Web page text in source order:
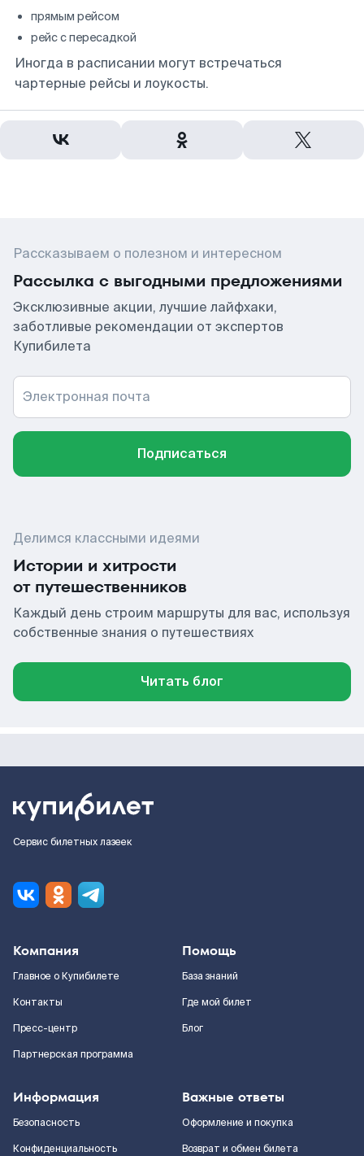
прямым рейсом
рейс с пересадкой
Иногда в расписании могут встречаться
чартерные рейсы и лоукосты.
Рассказываем о полезном и интересном
Рассылка с выгодными предложениями
Эксклюзивные акции, лучшие лайфхаки,
заботливые рекомендации от экспертов
Купибилета
Электронная почта
Подписаться
Делимся классными идеями
Истории и хитрости
от путешественников
Каждый день строим маршруты для вас, используя
собственные знания о путешествиях
Читать блог
Сервис билетных лазеек
Компания
Главное о Купибилете
Контакты
Пресс-центр
Партнерская программа
Помощь
База знаний
Где мой билет
Блог
Информация
Безопасность
Конфиденциальность
Важные ответы
Оформление и покупка
Возврат и обмен билета